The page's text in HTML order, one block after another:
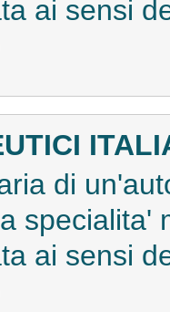
ai sensi
di
specialita'
ai sensi